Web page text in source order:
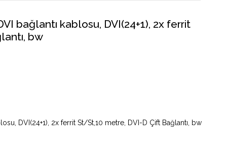
bağlantı kablosu, DVI(24+1), 2x ferrit
bw
DVI(24+1), 2x ferrit St/St,10 metre, DVI-D Çift Bağlantı, bw